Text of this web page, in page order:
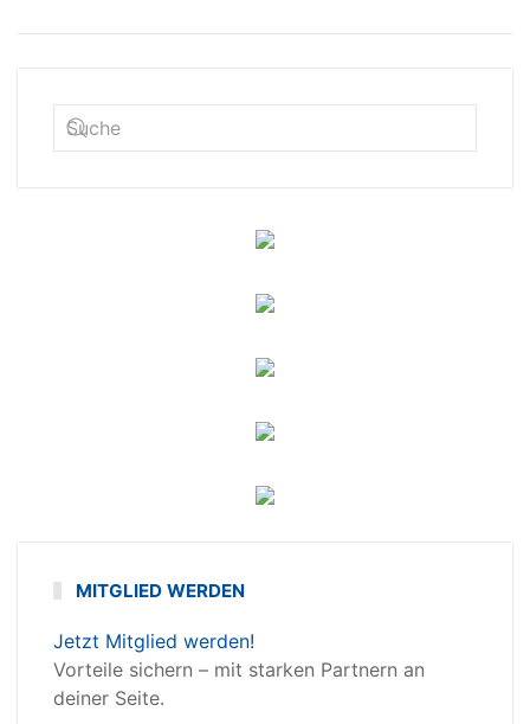
MITGLIED WERDEN
Jetzt Mitglied werden!
Vorteile sichern – mit starken Partnern an
deiner Seite.